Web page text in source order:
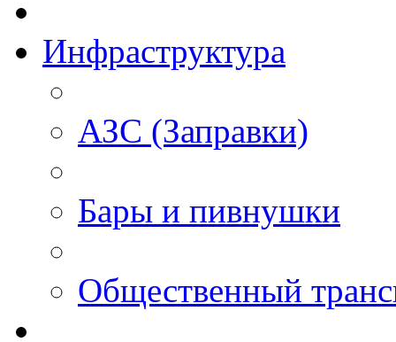
Инфраструктура
АЗС (Заправки)
Бары и пивнушки
Общественный